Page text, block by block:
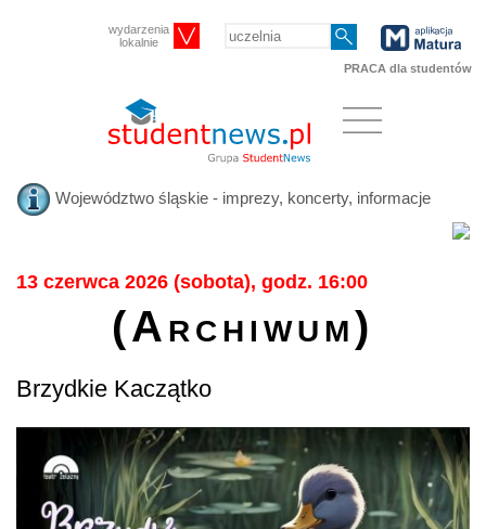
wydarzenia
lokalnie
PRACA dla studentów
Województwo śląskie - imprezy, koncerty, informacje
13 czerwca 2026 (sobota), godz. 16:00
(Archiwum)
Brzydkie Kaczątko